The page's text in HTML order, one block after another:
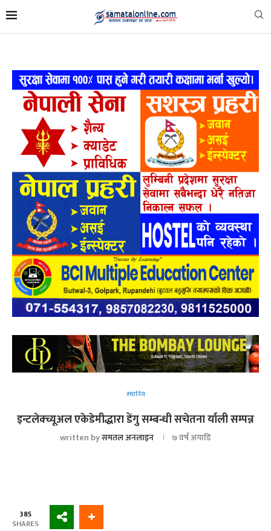
स्थानिय
इन्टलेक्च्यूअल एकेडेमीद्धारा डेंगु सम्बन्धी सचेतना र्याली सम्पन्न
written byसमतल अनलाइन ७ वर्ष अगाडि
385
SHARES